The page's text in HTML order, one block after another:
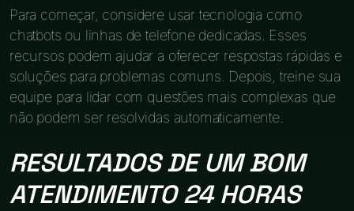
Para começar, considere usar tecnologia como
chatbots ou linhas de telefone dedicadas. Esses
recursos podem ajudar a oferecer respostas rápidas e
soluções para problemas comuns. Depois, treine sua
equipe para lidar com questões mais complexas que
não podem ser resolvidas automaticamente.
RESULTADOS DE UM BOM
ATENDIMENTO 24 HORAS